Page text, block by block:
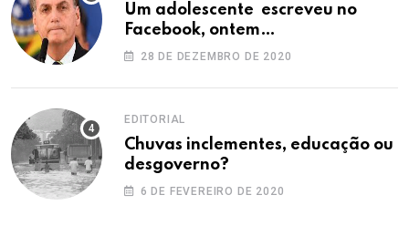
Um adolescente escreveu no
Facebook, ontem…
28 DE DEZEMBRO DE 2020
EDITORIAL
Chuvas inclementes, educação ou
desgoverno?
6 DE FEVEREIRO DE 2020